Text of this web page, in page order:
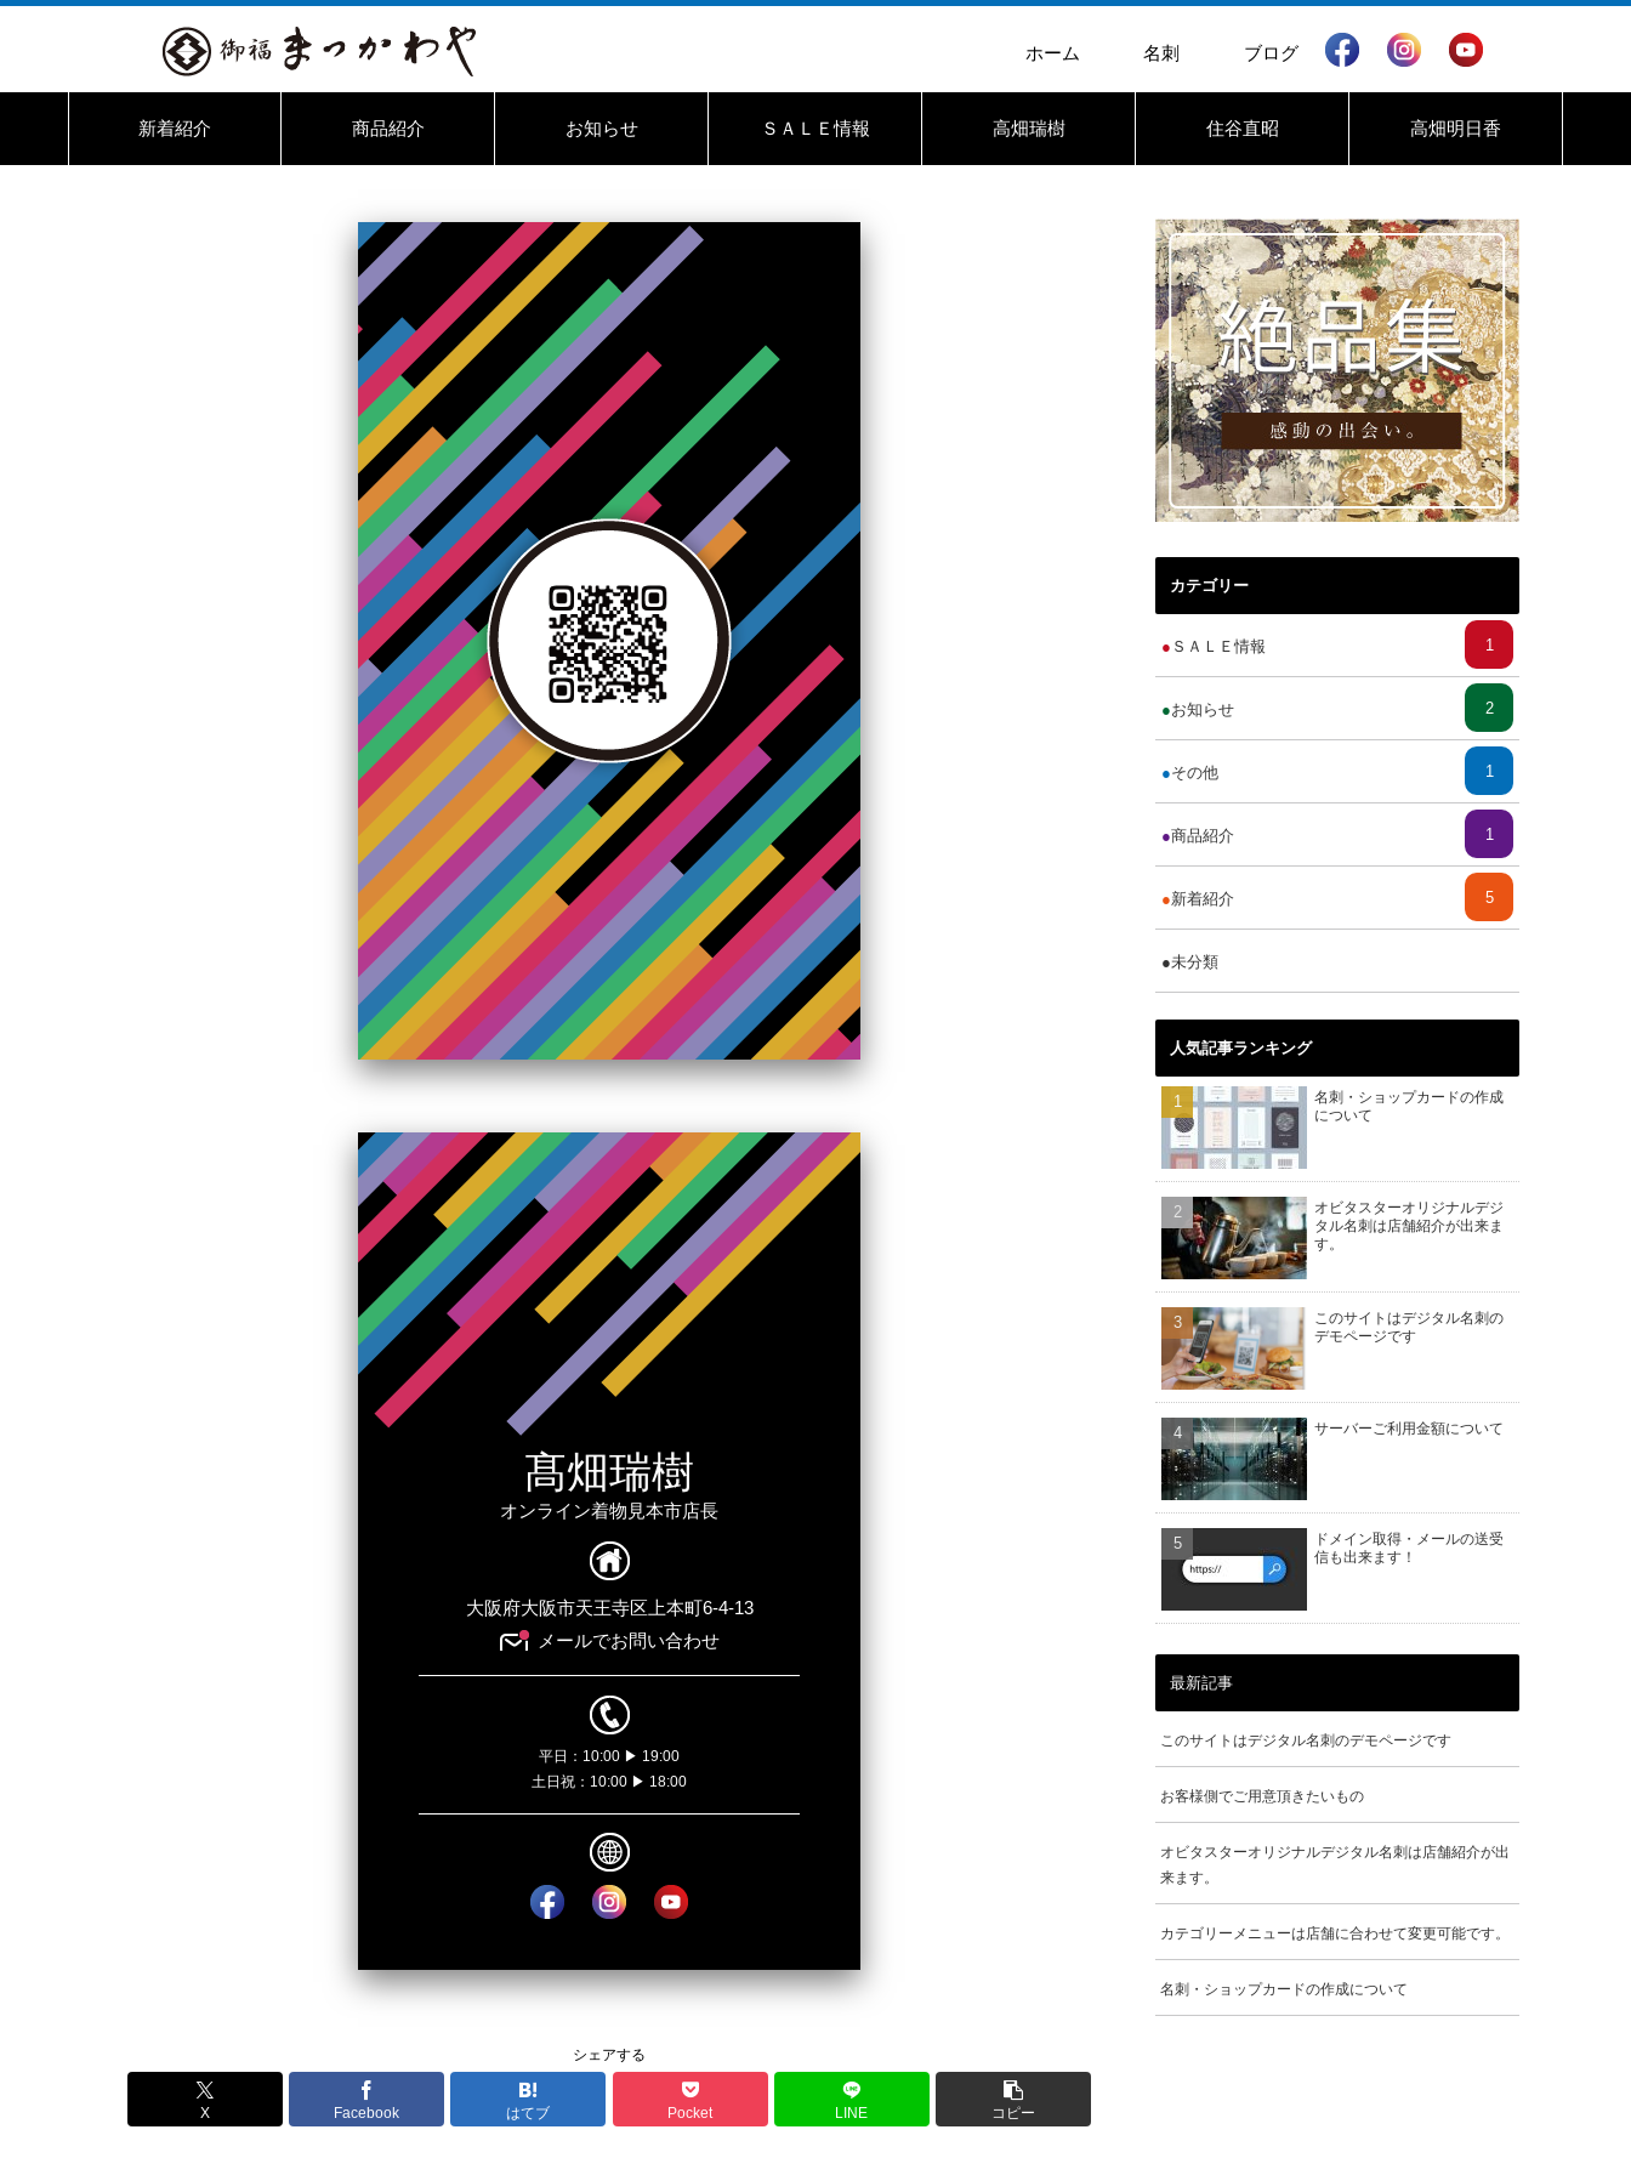
ホーム 名刺 ブログ
新着紹介 商品紹介 お知らせ ＳＡＬＥ情報 高畑瑞樹 住谷直昭 高畑明日香
髙畑瑞樹
オンライン着物見本市店長
大阪府大阪市天王寺区上本町6-4-13
メールでお問い合わせ
平日：10:00 ▶ 19:00
土日祝：10:00 ▶ 18:00
シェアする
X Facebook はてブ Pocket LINE コピー
カテゴリー
ＳＡＬＥ情報 1
お知らせ 2
その他 1
商品紹介 1
新着紹介 5
未分類
人気記事ランキング
名刺・ショップカードの作成
について
オビタスターオリジナルデジ
タル名刺は店舗紹介が出来ま
す。
このサイトはデジタル名刺の
デモページです
サーバーご利用金額について
ドメイン取得・メールの送受
信も出来ます！
最新記事
このサイトはデジタル名刺のデモページです
お客様側でご用意頂きたいもの
オビタスターオリジナルデジタル名刺は店舗紹介が出
来ます。
カテゴリーメニューは店舗に合わせて変更可能です。
名刺・ショップカードの作成について